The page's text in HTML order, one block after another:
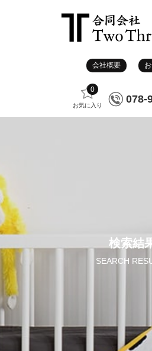
会社概要
0
お気に入り
078-
検索結
SEARCH